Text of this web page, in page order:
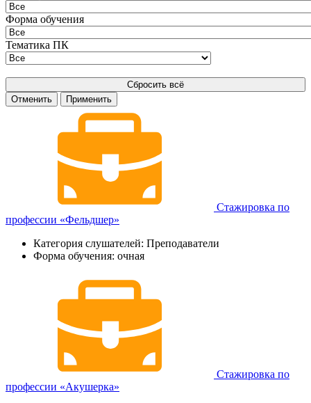
Форма обучения
Тематика ПК
Сбросить всё
Отменить
Применить
Стажировка по
профессии «Фельдшер»
Категория слушателей: Преподаватели
Форма обучения: очная
Стажировка по
профессии «Акушерка»